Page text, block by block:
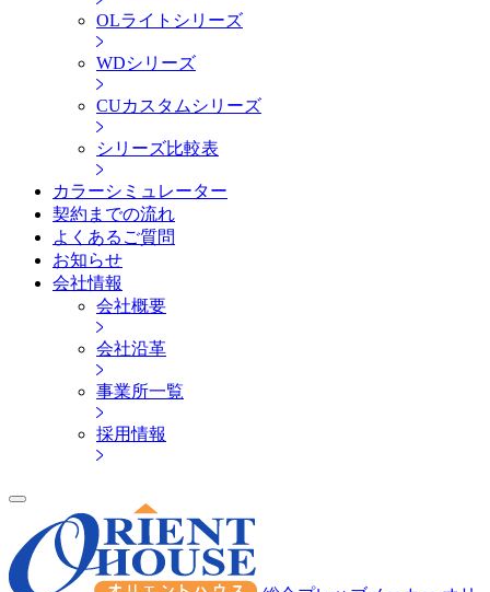
OLライトシリーズ
WDシリーズ
CUカスタムシリーズ
シリーズ比較表
カラーシミュレーター
契約までの流れ
よくあるご質問
お知らせ
会社情報
会社概要
会社沿革
事業所一覧
採用情報